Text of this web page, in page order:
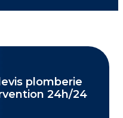
plomberie
24h/24